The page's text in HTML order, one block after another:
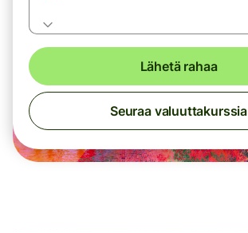
Lähetä rahaa
Seuraa valuuttakurssia